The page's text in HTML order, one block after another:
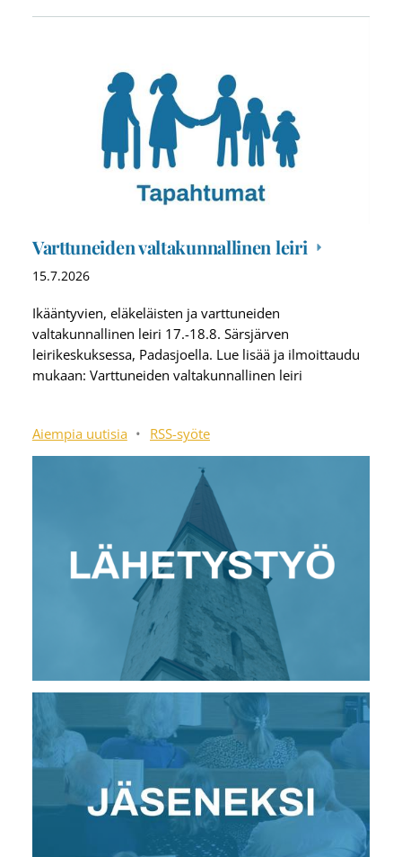
Varttuneiden valtakunnallinen leiri
15.7.2026
Ikääntyvien, eläkeläisten ja varttuneiden
valtakunnallinen leiri 17.-18.8. Särsjärven
leirikeskuksessa, Padasjoella. Lue lisää ja ilmoittaudu
mukaan: Varttuneiden valtakunnallinen leiri
Aiempia uutisia • RSS-syöte